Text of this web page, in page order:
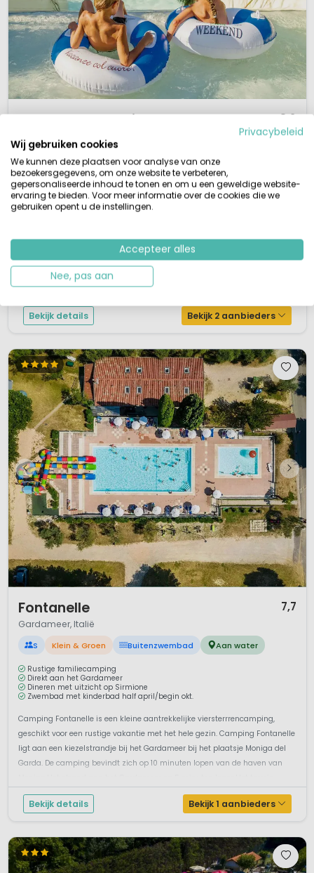
Weekend Glamping Resort 8,2
S Buitenzwembad Aan water
Kindvriendelijke terrassencamping
1,5 km van de stranden van het Gardameer
Zwembad met apart kinderbad
Schitterend uitzicht op Salo
heuvel met prachtige uitzichten over het Gardameer. De stranden van het
Gardameer liggen ongeveer 1500 m. verwijderd van camping Weekend.
Deze moderne, goed onderhouden 4-sterrencamping is geschikt voor de
hele familie. De ervaren Nederlandse directie heeft gastvrijheid en verzorg...
Bekijk details Bekijk 2 aanbieders
Fontanelle 7,7
Gardameer, Italië
S Klein & Groen Buitenzwembad Aan water
Rustige familiecamping
Direkt aan het Gardameer
Dineren met uitzicht op Sirmione
Zwembad met kinderbad half april/begin okt.
Camping Fontanelle is een kleine aantrekkelijke viersterrrencamping,
geschikt voor een rustige vakantie met het hele gezin. Camping Fontanelle
ligt aan een kiezelstrandje bij het Gardameer bij het plaatsje Moniga del
Garda. De camping bevindt zich op 10 minuten lopen van de haven van
Bekijk details Bekijk 1 aanbieders
Privacybeleid
Wij gebruiken cookies
We kunnen deze plaatsen voor analyse van onze
bezoekersgegevens, om onze website te verbeteren,
gepersonaliseerde inhoud te tonen en om u een geweldige website-
ervaring te bieden. Voor meer informatie over de cookies die we
gebruiken opent u de instellingen.
Accepteer alles
Nee, pas aan